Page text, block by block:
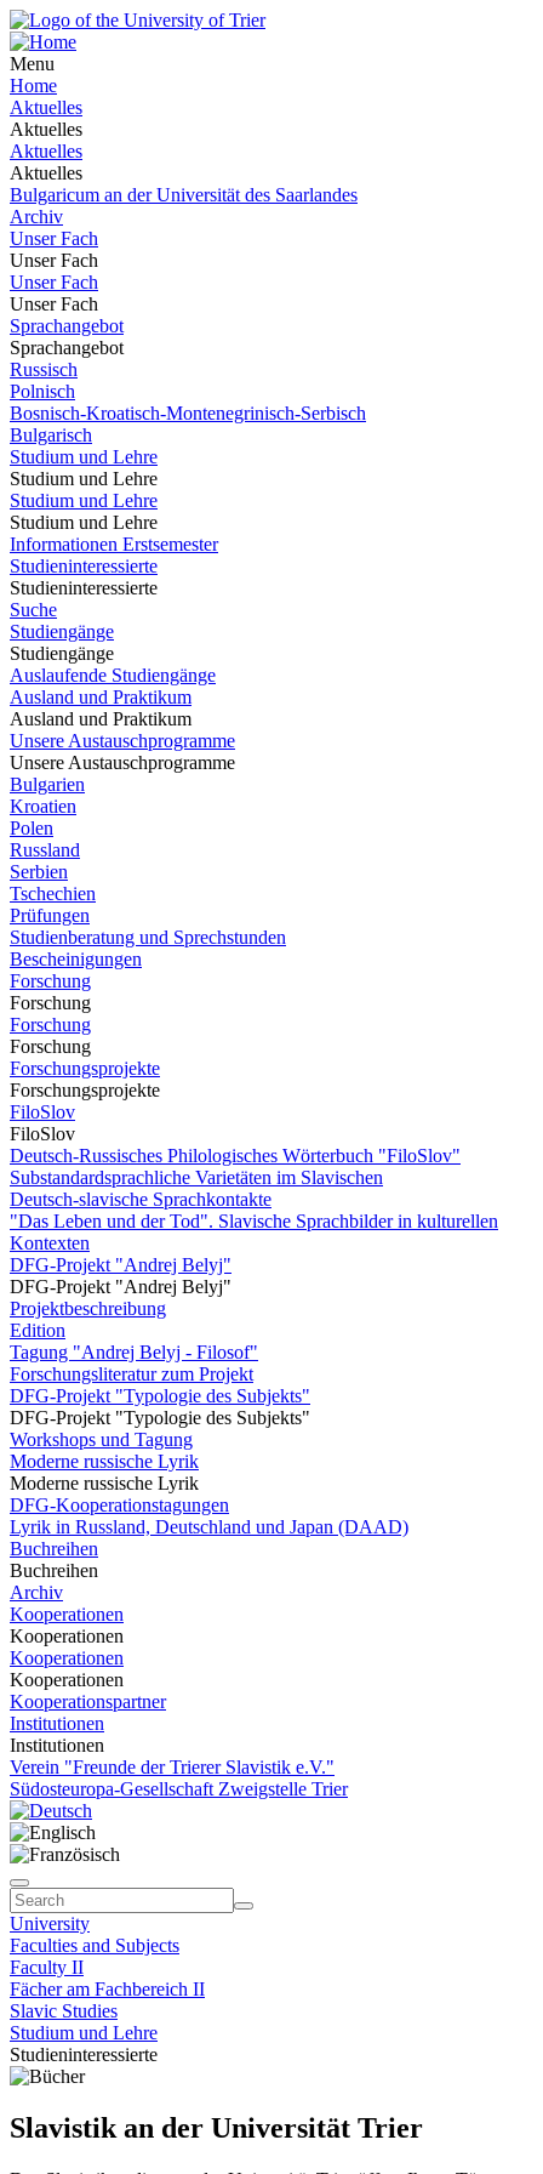
Menu
Home
Aktuelles
Aktuelles
Aktuelles
Aktuelles
Bulgaricum an der Universität des Saarlandes
Archiv
Unser Fach
Unser Fach
Unser Fach
Unser Fach
Sprachangebot
Sprachangebot
Russisch
Polnisch
Bosnisch-Kroatisch-Montenegrinisch-Serbisch
Bulgarisch
Studium und Lehre
Studium und Lehre
Studium und Lehre
Studium und Lehre
Informationen Erstsemester
Studieninteressierte
Studieninteressierte
Suche
Studiengänge
Studiengänge
Auslaufende Studiengänge
Ausland und Praktikum
Ausland und Praktikum
Unsere Austauschprogramme
Unsere Austauschprogramme
Bulgarien
Kroatien
Polen
Russland
Serbien
Tschechien
Prüfungen
Studienberatung und Sprechstunden
Bescheinigungen
Forschung
Forschung
Forschung
Forschung
Forschungsprojekte
Forschungsprojekte
FiloSlov
FiloSlov
Deutsch-Russisches Philologisches Wörterbuch "FiloSlov"
Substandardsprachliche Varietäten im Slavischen
Deutsch-slavische Sprachkontakte
"Das Leben und der Tod". Slavische Sprachbilder in kulturellen
Kontexten
DFG-Projekt "Andrej Belyj"
DFG-Projekt "Andrej Belyj"
Projektbeschreibung
Edition
Tagung "Andrej Belyj - Filosof"
Forschungsliteratur zum Projekt
DFG-Projekt "Typologie des Subjekts"
DFG-Projekt "Typologie des Subjekts"
Workshops und Tagung
Moderne russische Lyrik
Moderne russische Lyrik
DFG-Kooperationstagungen
Lyrik in Russland, Deutschland und Japan (DAAD)
Buchreihen
Buchreihen
Archiv
Kooperationen
Kooperationen
Kooperationen
Kooperationen
Kooperationspartner
Institutionen
Institutionen
Verein "Freunde der Trierer Slavistik e.V."
Südosteuropa-Gesellschaft Zweigstelle Trier
University
Faculties and Subjects
Faculty II
Fächer am Fachbereich II
Slavic Studies
Studium und Lehre
Studieninteressierte
Slavistik an der Universität Trier